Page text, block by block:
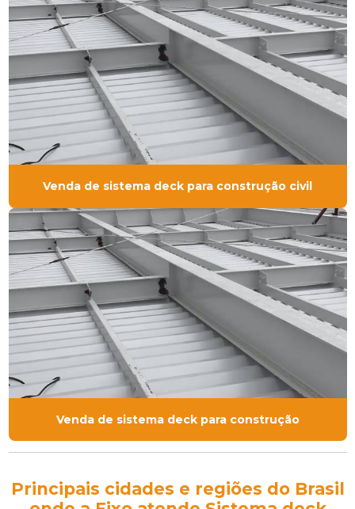
Venda de sistema deck para construção civil
Venda de sistema deck para construção
Principais cidades e regiões do Brasil